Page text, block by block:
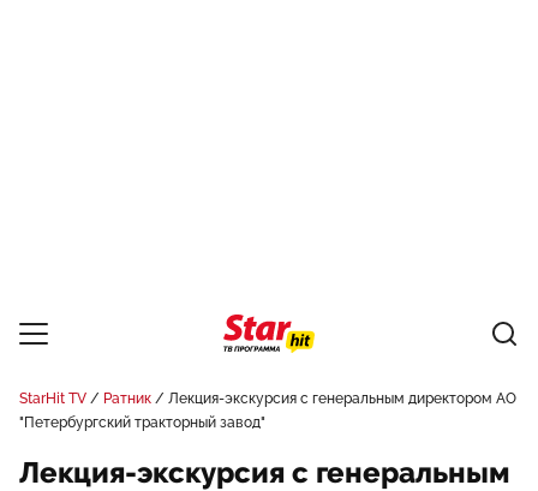
StarHit TV Ратник
Лекция-экскурсия с генеральным директором АО
"Петербургский тракторный завод"
Лекция-экскурсия с генеральным